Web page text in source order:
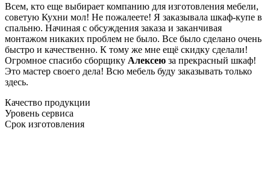
Всем, кто еще выбирает компанию для изготовления мебели,
советую Кухни мол! Не пожалеете! Я заказывала шкаф-купе в
спальню. Начиная с обсуждения заказа и заканчивая
монтажом никаких проблем не было. Все было сделано очень
быстро и качественно. К тому же мне ещё скидку сделали!
Огромное спасибо сборщику Алексею за прекрасный шкаф!
Это мастер своего дела! Всю мебель буду заказывать только
здесь.
Качество продукции
Уровень сервиса
Срок изготовления